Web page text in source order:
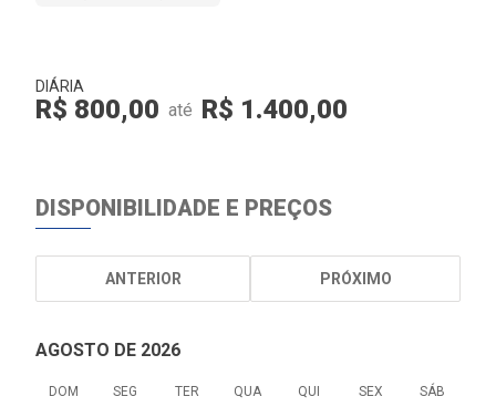
DIÁRIA
R$ 800,00 até R$ 1.400,00
DISPONIBILIDADE E PREÇOS
ANTERIOR PRÓXIMO
AGOSTO DE 2026
DOM SEG TER QUA QUI SEX SÁB